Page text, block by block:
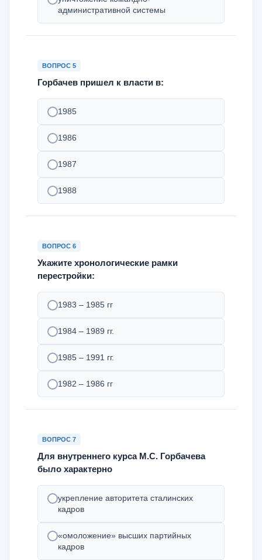
административной системы
ВОПРОС 5
Горбачев пришел к власти в:
1985
1986
1987
1988
ВОПРОС 6
Укажите хронологические рамки
перестройки:
1983 – 1985 гг
1984 – 1989 гг.
1985 – 1991 гг.
1982 – 1986 гг
ВОПРОС 7
Для внутреннего курса М.С. Горбачева
было характерно
укрепление авторитета сталинских
кадров
«омоложение» высших партийных
кадров